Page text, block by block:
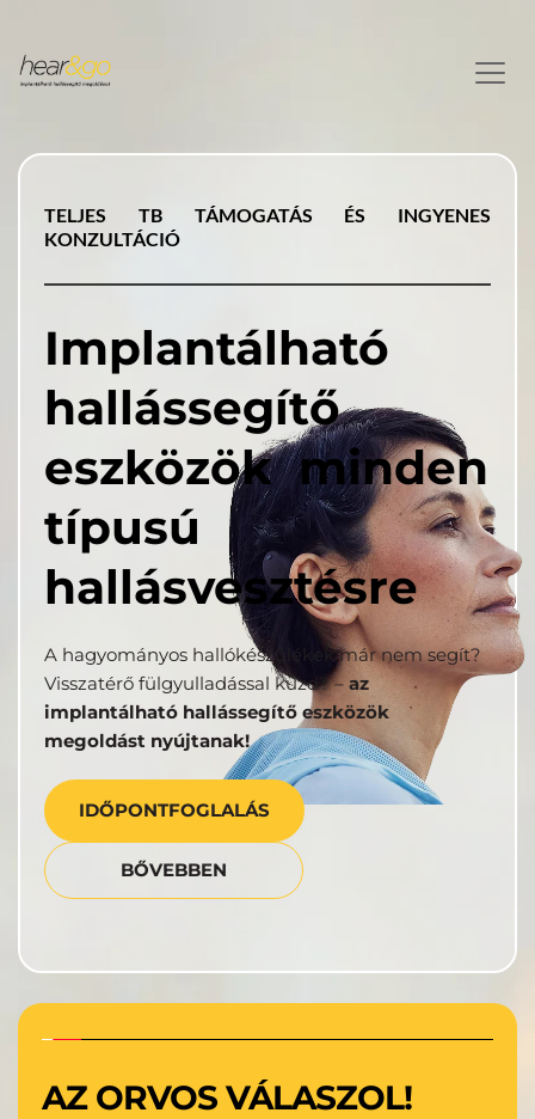
TELJES TB TÁMOGATÁS ÉS INGYENES
KONZULTÁCIÓ
Implantálható
hallássegítő
eszközök minden
típusú
hallásvesztésre
A hagyományos hallókészülékek már nem segít?
Visszatérő fülgyulladással küzd? – az
implantálható hallássegítő eszközök
megoldást nyújtanak!
IDŐPONTFOGLALÁS
BŐVEBBEN
AZ ORVOS VÁLASZOL!